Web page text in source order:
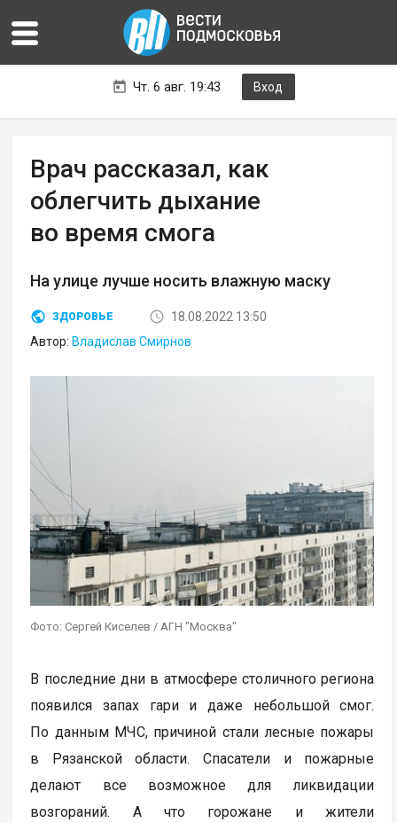
Чт. 6 авг. 19:43 Вход
Врач рассказал, как
облегчить дыхание
во время смога
На улице лучше носить влажную маску
ЗДОРОВЬЕ
18.08.2022 13:50
Автор: Владислав Смирнов
Фото: Сергей Киселев / АГН "Москва"
В последние дни в атмосфере столичного региона
появился запах гари и даже небольшой смог.
По данным МЧС, причиной стали лесные пожары
в Рязанской области. Спасатели и пожарные
делают все возможное для ликвидации
возгораний. А что горожане и жители